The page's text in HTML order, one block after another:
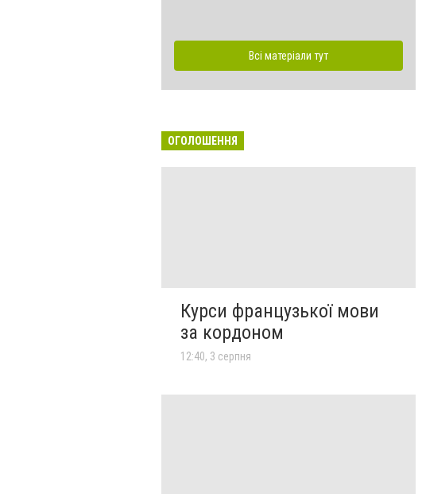
Всі матеріали тут
ОГОЛОШЕННЯ
Курси французької мови
за кордоном
12:40, 3 серпня